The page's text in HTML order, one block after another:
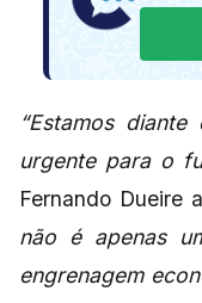
“Estamos
urgente para o
Fernando Dueire
não é apenas
engrenagem